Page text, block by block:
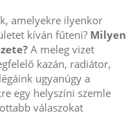
amelyekre ilyenkor
kíván fűteni? Milyen
A meleg vizet
kazán, radiátor,
ugyanúgy a
egy helyszíni szemle
válaszokat